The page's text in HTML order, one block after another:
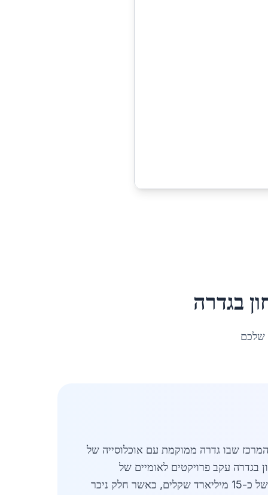
בגדרה
שלכם
המרכז שבו גדרה ממוקמת עם אוכלוסייה של
בגדרה עקב פרויקטים לאומיים של
אבטחה, בניית גדרות גבול, מחסומים ומבנים מאובטחים. שוק הפלדה בישראל בשנת 2026 צפוי להגיע להיקף של כ-15 מיליארד שקלים, כאשר חלק ניכר